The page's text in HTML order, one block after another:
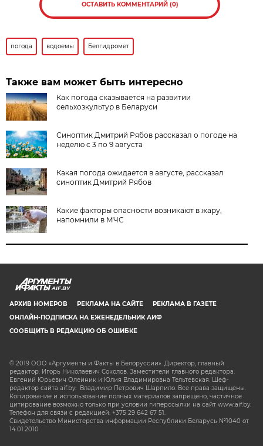
ОСТАВИТЬ КОММЕНТАРИЙ (0)
погода водоемы Белгидромет
Также вам может быть интересно
Как погода сказывается на развитии
сельхозкультур в Беларуси
Синоптик Дмитрий Рябов рассказал о погоде на
неделю с 3 по 9 августа
Какая погода ожидается в августе, рассказал
синоптик Дмитрий Рябов
Какие факторы опасности возникают в жару,
напомнили в МЧС
AIF.BY
АРХИВ НОМЕРОВ РЕКЛАМА НА САЙТЕ
РЕКЛАМА В ГАЗЕТЕ
ОНЛАЙН-ПОДПИСКА НА ЕЖЕНЕДЕЛЬНИК АИФ
СООБЩИТЬ В РЕДАКЦИЮ ОБ ОШИБКЕ
© 2019 ООО «Аргументы и Факты в Белоруссии». Директор, главный
редактор: Игорь Николаевич Соколов. Заместители главного редактора:
Евгений Юрьевич Олейник и Юлия Владимировна Тельтевская. Шеф-
редактор сайта aif.by: Владимир Петрович Шарпило. Все права защищены.
Копирование и использование полных материалов запрещено, частичное
цитирование возможно только при условии гиперссылки на сайт www.aif.by.
Телефон для связи с редакцией: +375 29 642 67 51.
Свидетельство Министерства информации Республики Беларусь №1040 от
14.01.2010